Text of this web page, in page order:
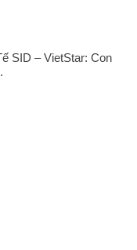
SID – VietStar: Con